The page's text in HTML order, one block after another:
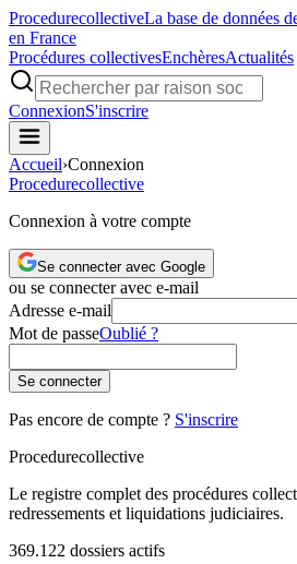
ProcedurecollectiveLa base de données
en France
Procédures collectivesEnchèresActualités
ConnexionS'inscrire
Accueil›Connexion
Procedurecollective
Connexion à votre compte
Se connecter avec Google
ou se connecter avec e-mail
Adresse e-mail
Mot de passeOublié ?
Se connecter
Pas encore de compte ? S'inscrire
Procedurecollective
Le registre complet des procédures
redressements et liquidations judiciaires.
369.122 dossiers actifs